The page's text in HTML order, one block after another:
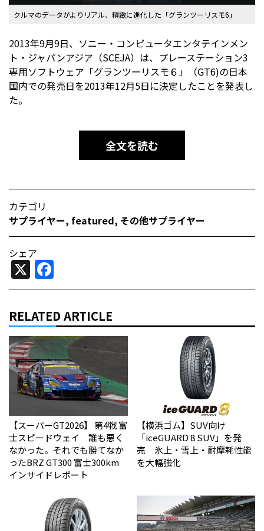
クルマのデータがよりリアル、精緻に進化した「グランツーリスモ6」
2013年9月9日、ソニー・コンピュータエンタテインメン
ト・ジャパンアジア（SCEJA）は、プレーステーション3
専用ソフトウェア「グランツーリスモ６」（GT6)の日本
国内での発売日を2013年12月5日に決定したことを発表し
た。
全文を読む
カテゴリ
サプライヤー, featured, その他サプライヤー
シェア
X
RELATED ARTICLE
【スーパーGT2026】 第4戦 富
士スピードウェイ 誰も悪く
なかった。それでも勝てなか
った――BRZ GT300 富士300km
インサイドレポート
【横浜ゴム】SUV向け
「iceGUARD 8 SUV」を発
売 氷上・雪上・耐摩耗性能
を大幅強化